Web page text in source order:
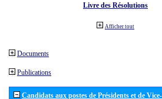
Livre des Résolutions
Afficher tout
Documents
Publications
Candidats aux postes de Présidents et de